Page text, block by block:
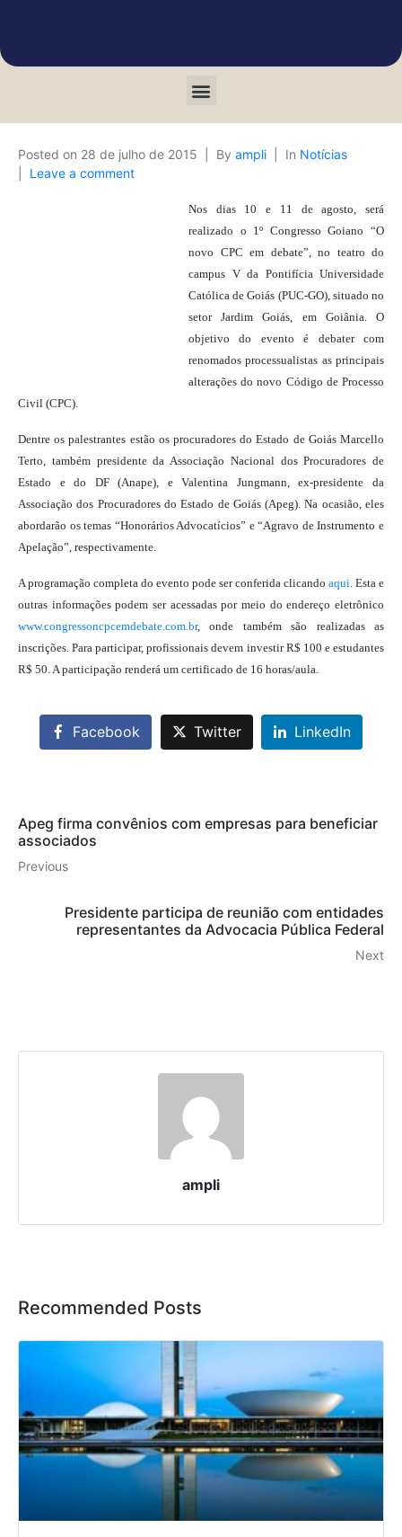
Posted on 28 de julho de 2015 By ampli In Notícias
Leave a comment
Nos dias 10 e 11 de agosto, será
realizado o 1º Congresso Goiano “O
novo CPC em debate”, no teatro do
campus V da Pontifícia Universidade
Católica de Goiás (PUC-GO), situado no
setor Jardim Goiás, em Goiânia. O
objetivo do evento é debater com
renomados processualistas as principais
alterações do novo Código de Processo
Civil (CPC).
Dentre os palestrantes estão os procuradores do Estado de Goiás Marcello
Terto, também presidente da Associação Nacional dos Procuradores de
Estado e do DF (Anape), e Valentina Jungmann, ex-presidente da
Associação dos Procuradores do Estado de Goiás (Apeg). Na ocasião, eles
abordarão os temas “Honorários Advocatícios” e “Agravo de Instrumento e
Apelação”, respectivamente.
A programação completa do evento pode ser conferida clicando aqui. Esta e
outras informações podem ser acessadas por meio do endereço eletrônico
www.congressoncpcemdebate.com.br, onde também são realizadas as
inscrições. Para participar, profissionais devem investir R$ 100 e estudantes
R$ 50. A participação renderá um certificado de 16 horas/aula.
Facebook Twitter LinkedIn
Apeg firma convênios com empresas para beneficiar
associados
Previous
Presidente participa de reunião com entidades
representantes da Advocacia Pública Federal
Next
ampli
Recommended Posts